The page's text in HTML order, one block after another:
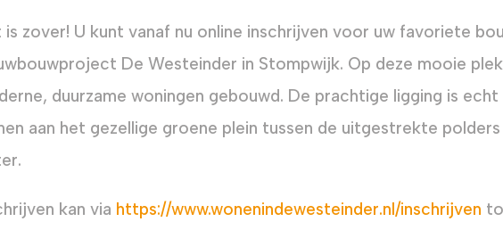
is zover! U kunt vanaf nu online inschrijven voor uw favoriete
De Westeinder in Stompwijk. Op deze mooie
duurzame woningen gebouwd. De prachtige ligging is
aan het gezellige groene plein tussen de uitgestrekte
kan via https://www.wonenindewesteinder.nl/inschrijven